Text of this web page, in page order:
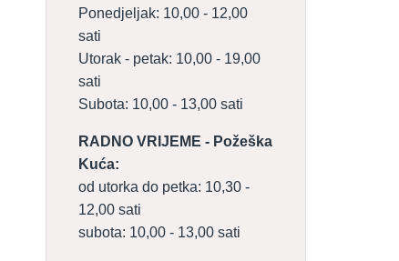
Ponedjeljak: 10,00 - 12,00
sati
Utorak - petak: 10,00 - 19,00
sati
Subota: 10,00 - 13,00 sati
RADNO VRIJEME - Požeška
Kuća:
od utorka do petka: 10,30 -
12,00 sati
subota: 10,00 - 13,00 sati